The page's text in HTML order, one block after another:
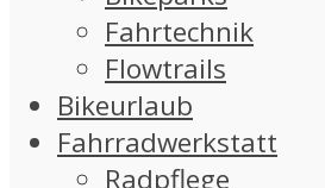
Fahrtechnik
Flowtrails
Bikeurlaub
Fahrradwerkstatt
Radpflege